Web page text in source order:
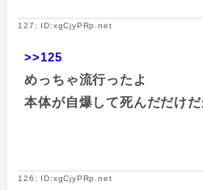
127: ID:xgCjyPRp.net
>>125
めっちゃ流行ったよ
本体が自爆して死んだだけ
126: ID:xgCjyPRp.net